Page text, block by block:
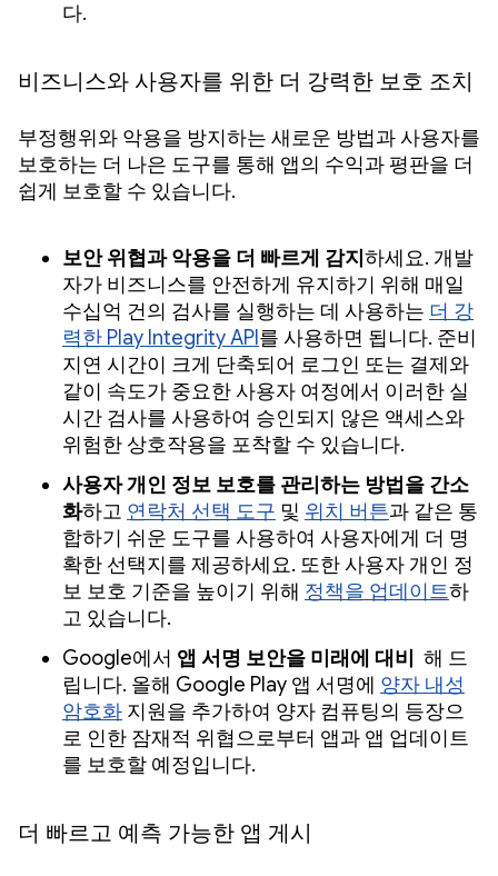
다.
비즈니스와 사용자를 위한 더 강력한 보호 조치
부정행위와 악용을 방지하는 새로운 방법과 사용자를
보호하는 더 나은 도구를 통해 앱의 수익과 평판을 더
쉽게 보호할 수 있습니다.
보안 위협과 악용을 더 빠르게 감지 하세요. 개발
자가 비즈니스를 안전하게 유지하기 위해 매일
수십억 건의 검사를 실행하는 데 사용하는 더 강
력한 Play Integrity API 를 사용하면 됩니다. 준비
지연 시간이 크게 단축되어 로그인 또는 결제와
같이 속도가 중요한 사용자 여정에서 이러한 실
시간 검사를 사용하여 승인되지 않은 액세스와
위험한 상호작용을 포착할 수 있습니다.
사용자 개인 정보 보호를 관리하는 방법을 간소
화하고 연락처 선택 도구 및 위치 버튼과 같은 통
합하기 쉬운 도구를 사용하여 사용자에게 더 명
확한 선택지를 제공하세요. 또한 사용자 개인 정
보 보호 기준을 높이기 위해 정책을 업데이트하
고 있습니다.
Google에서 앱 서명 보안을 미래에 대비
해 드
립니다. 올해 Google Play 앱 서명에 양자 내성
암호화 지원을 추가하여 양자 컴퓨팅의 등장으
로 인한 잠재적 위협으로부터 앱과 앱 업데이트
를 보호할 예정입니다.
더 빠르고 예측 가능한 앱 게시